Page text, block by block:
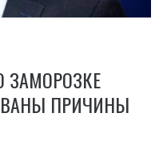
ЗАМОРОЗКЕ
ПРИЧИНЫ